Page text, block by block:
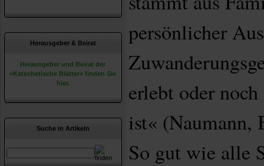
Herausgeber & Beirat
Herausgeber und Beirat der
»Katechetische Blätter« finden Sie
hier.
Suche in Artikeln
persönlicher
erlebt oder
ist« (Naumann,
So gut wie alle